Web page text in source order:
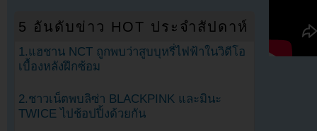
5 อันดับข่าว HOT ประจำสัปดาห์
1.แฮชาน NCT ถูกพบว่าสูบบุหรี่ไฟฟ้าในวิดีโอ
เบื้องหลังฝึกซ้อม
2.ชาวเน็ตพบลิซ่า BLACKPINK และมินะ
TWICE ไปช้อปปิ้งด้วยกัน